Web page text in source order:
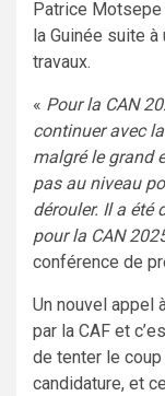
Patrice Motsepe
la Guinée suite
travaux.
« Pour la CAN
continuer avec
malgré le grand
pas au niveau
dérouler. Il a été
pour la CAN
conférence de
Un nouvel appel
par la CAF et
de tenter le
candidature, et